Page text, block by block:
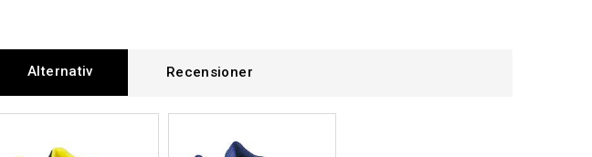
Alternativ Recensioner